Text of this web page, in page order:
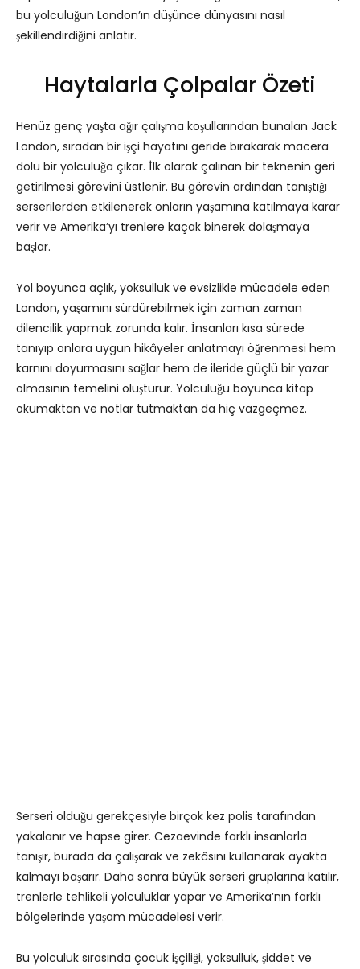
bu yolculuğun London’ın düşünce dünyasını nasıl
şekillendirdiğini anlatır.
Haytalarla Çolpalar Özeti
Henüz genç yaşta ağır çalışma koşullarından bunalan Jack
London, sıradan bir işçi hayatını geride bırakarak macera
dolu bir yolculuğa çıkar. İlk olarak çalınan bir teknenin geri
getirilmesi görevini üstlenir. Bu görevin ardından tanıştığı
serserilerden etkilenerek onların yaşamına katılmaya karar
verir ve Amerika’yı trenlere kaçak binerek dolaşmaya
başlar.
Yol boyunca açlık, yoksulluk ve evsizlikle mücadele eden
London, yaşamını sürdürebilmek için zaman zaman
dilencilik yapmak zorunda kalır. İnsanları kısa sürede
tanıyıp onlara uygun hikâyeler anlatmayı öğrenmesi hem
karnını doyurmasını sağlar hem de ileride güçlü bir yazar
olmasının temelini oluşturur. Yolculuğu boyunca kitap
okumaktan ve notlar tutmaktan da hiç vazgeçmez.
Serseri olduğu gerekçesiyle birçok kez polis tarafından
yakalanır ve hapse girer. Cezaevinde farklı insanlarla
tanışır, burada da çalışarak ve zekâsını kullanarak ayakta
kalmayı başarır. Daha sonra büyük serseri gruplarına katılır,
trenlerle tehlikeli yolculuklar yapar ve Amerika’nın farklı
bölgelerinde yaşam mücadelesi verir.
Bu yolculuk sırasında çocuk işçiliği, yoksulluk, şiddet ve